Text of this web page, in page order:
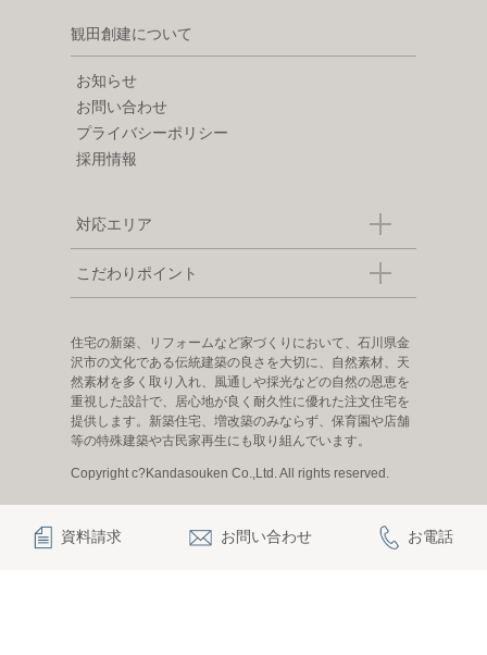
観田創建について
お知らせ
お問い合わせ
プライバシーポリシー
採用情報
対応エリア
こだわりポイント
住宅の新築、リフォームなど家づくりにおいて、石川県金
沢市の文化である伝統建築の良さを大切に、自然素材、天
然素材を多く取り入れ、風通しや採光などの自然の恩恵を
重視した設計で、居心地が良く耐久性に優れた注文住宅を
提供します。新築住宅、増改築のみならず、保育園や店舗
等の特殊建築や古民家再生にも取り組んでいます。
Copyright c?Kandasouken Co.,Ltd. All rights reserved.
資料請求 お問い合わせ お電話